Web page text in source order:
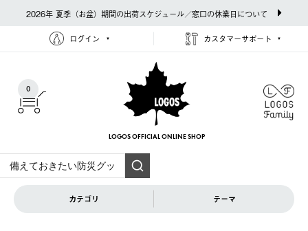
2026年 夏季（お盆）期間の出荷スケジュール／窓口の休業日について
ログイン カスタマーサポート
0
LOGOS OFFICIAL ONLINE SHOP
カテゴリ テーマ